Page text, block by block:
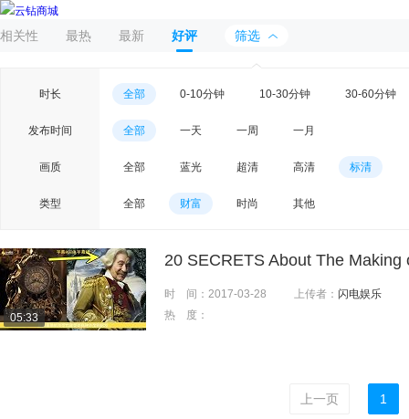
云钻商城
相关性 最热 最新 好评 筛选
时长 全部 0-10分钟 10-30分钟 30-60分钟
发布时间 全部 一天 一周 一月
画质 全部 蓝光 超清 高清 标清
类型 全部 财富 时尚 其他
05:33
20 SECRETS About The
时 间： 2017-03-28 上传者： 闪电娱乐
热 度：
上一页 1